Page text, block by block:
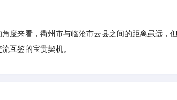
度来看，衢州市与临沧市云县之间的距离虽远，
互鉴的宝贵契机。